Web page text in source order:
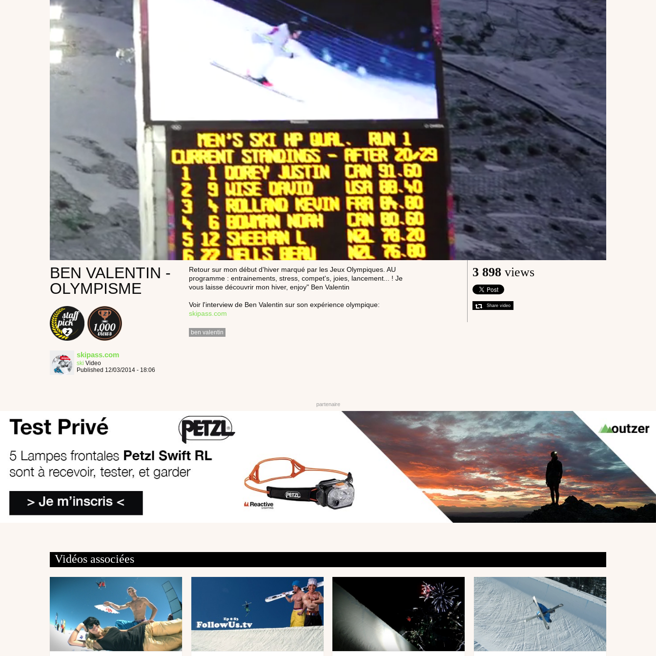
BEN VALENTIN -
OLYMPISME
skipass.com
ski Video
Published 12/03/2014 - 18:06
3 898 views
Share video
Retour sur mon début d'hiver marqué par les Jeux Olympiques. AU
programme : entrainements, stress, compet's, joies, lancement... ! Je
vous laisse découvrir mon hiver, enjoy" Ben Valentin
Voir l'interview de Ben Valentin sur son expérience olympique:
skipass.com
ben valentin
Vidéos associées